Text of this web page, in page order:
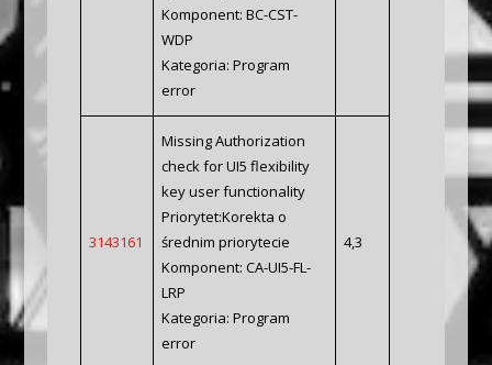
Komponent: BC-CST-
WDP
Kategoria: Program
error
3143161
Missing Authorization
check for UI5 flexibility
key user functionality
Priorytet:Korekta o
średnim priorytecie
Komponent: CA-UI5-FL-
LRP
Kategoria: Program
error
4,3